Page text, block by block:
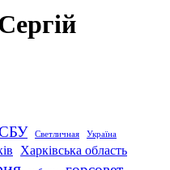
Светличная Україна
Харківська область